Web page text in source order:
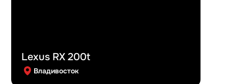
Lexus RX 200t
Владивосток